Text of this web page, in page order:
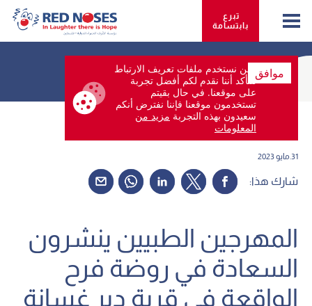
تبرع
بابتسامة
31.مايو 2023
شارك هذا:
المهرجين الطبيين ينشرون
السعادة في روضة فرح
الواقعة في قرية دير غسانة
نحن نستخدم ملفات تعريف الارتباط
لنتأكد أننا نقدم لكم أفضل تجربة
على موقعنا. في حال بقيتم
تستخدمون موقعنا فإننا نفترض أنكم
سعيدون بهذه التجربة مزيد من
المعلومات
موافق